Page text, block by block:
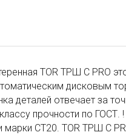
TOR ТРШ С PRO
дисковым
деталей отвечает за
прочности по
марки СТ20. TOR ТРШ С